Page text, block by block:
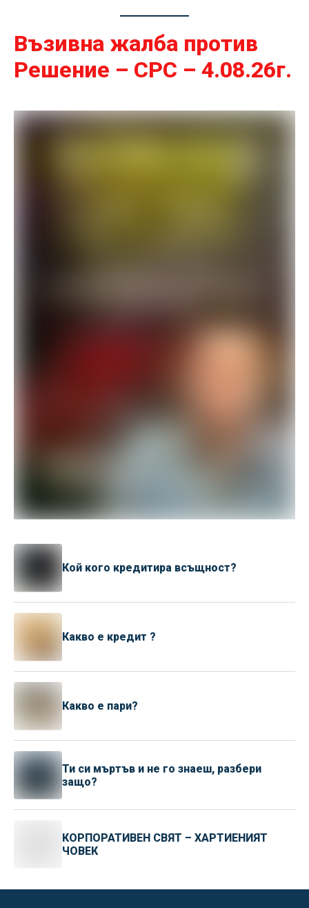
Възивна жалба против
Решение – СРС – 4.08.26г.
Кой кого кредитира всъщност?
Какво е кредит ?
Какво е пари?
Ти си мъртъв и не го знаеш, разбери
защо?
КОРПОРАТИВЕН СВЯТ – ХАРТИЕНИЯТ
ЧОВЕК